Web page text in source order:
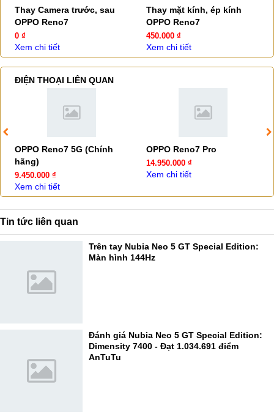
Thay Camera trước, sau
OPPO Reno7
0 ₫
Xem chi tiết
Thay mặt kính, ép kính
OPPO Reno7
450.000 ₫
Xem chi tiết
ĐIỆN THOẠI LIÊN QUAN
OPPO Reno7 5G (Chính
hãng)
9.450.000 ₫
Xem chi tiết
OPPO Reno7 Pro
14.950.000 ₫
Xem chi tiết
Tin tức liên quan
Trên tay Nubia Neo 5 GT Special Edition:
Màn hình 144Hz
Đánh giá Nubia Neo 5 GT Special Edition:
Dimensity 7400 - Đạt 1.034.691 điểm
AnTuTu